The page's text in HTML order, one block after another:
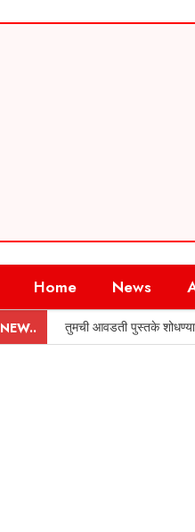
Home News
NEW.. तुमची आवडती पुस्तके